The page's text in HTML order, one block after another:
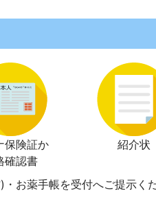
保険証か
確認書
紹介状
お薬手帳を受付へご提示くだ